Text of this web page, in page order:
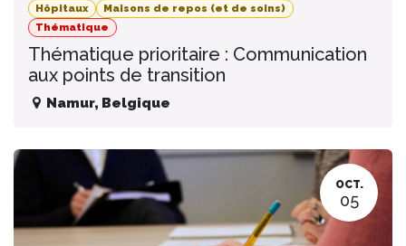
Hôpitaux
Maisons de repos (et de soins)
Thématique
Thématique prioritaire : Communication
aux points de transition
Namur, Belgique
OCT.
05